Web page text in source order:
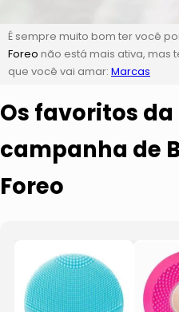
É sempre muito bom ter você
Foreo não está mais ativa, mas
que você vai amar: Marcas
Os favoritos
campanha de
Foreo